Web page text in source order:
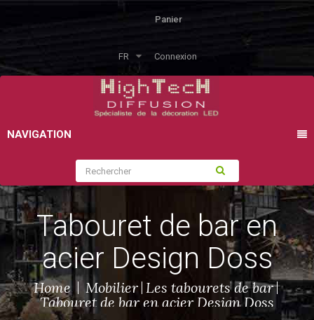
Panier
FR Connexion
NAVIGATION
Tabouret de bar en
acier Design Doss
Home Mobilier Les tabourets de bar
Tabouret de bar en acier Design Doss